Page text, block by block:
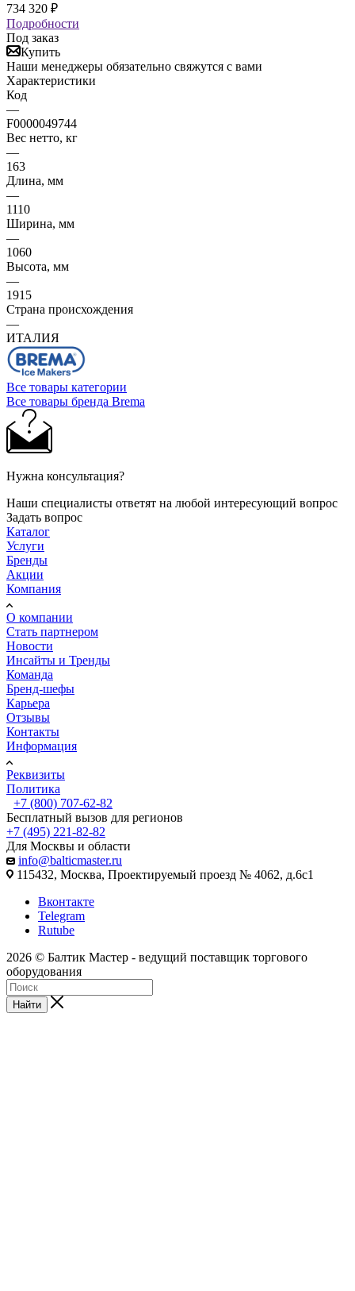
734 320 ₽
Подробности
Под заказ
Купить
Наши менеджеры обязательно свяжутся с вами
Характеристики
Код
—
F0000049744
Вес нетто, кг
—
163
Длина, мм
—
1110
Ширина, мм
—
1060
Высота, мм
—
1915
Страна происхождения
—
ИТАЛИЯ
Все товары категории
Все товары бренда Brema
Нужна консультация?
Наши специалисты ответят на любой интересующий вопрос
Задать вопрос
Каталог
Услуги
Бренды
Акции
Компания
О компании
Стать партнером
Новости
Инсайты и Тренды
Команда
Бренд-шефы
Карьера
Отзывы
Контакты
Информация
Реквизиты
Политика
+7 (800) 707-62-82
Бесплатный вызов для регионов
+7 (495) 221-82-82
Для Москвы и области
info@balticmaster.ru
115432, Москва, Проектируемый проезд № 4062, д.6с1
Вконтакте
Telegram
Rutube
2026 © Балтик Мастер - ведущий поставщик торгового
оборудования
Найти